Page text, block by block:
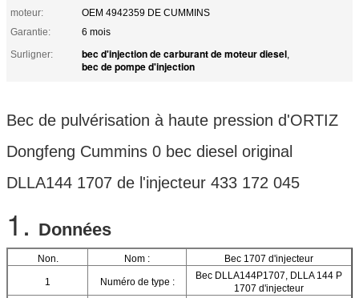
moteur:
OEM 4942359 DE CUMMINS
Garantie:
6 mois
Surligner:
bec d'injection de carburant de moteur diesel,
bec de pompe d'injection
Bec de pulvérisation à haute pression d'ORTIZ
Dongfeng Cummins 0 bec diesel original
DLLA144 1707 de l'injecteur 433 172 045
1. Données
Non. Nom : Bec 1707 d'injecteur
1 Numéro de type :
Bec DLLA144P1707, DLLA 144 P
1707 d'injecteur